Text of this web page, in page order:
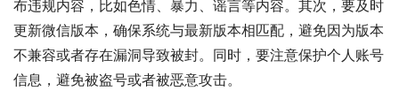
布违规内容，比如色情、暴力、谣言等内容。其次，要及时
更新微信版本，确保系统与最新版本相匹配，避免因为版本
不兼容或者存在漏洞导致被封。同时，要注意保护个人账号
信息，避免被盗号或者被恶意攻击。